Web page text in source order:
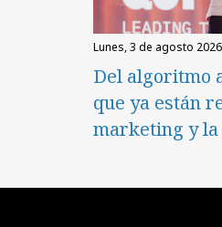
lunes, 3 de agosto 2026
Del algoritmo
que ya están
marketing y